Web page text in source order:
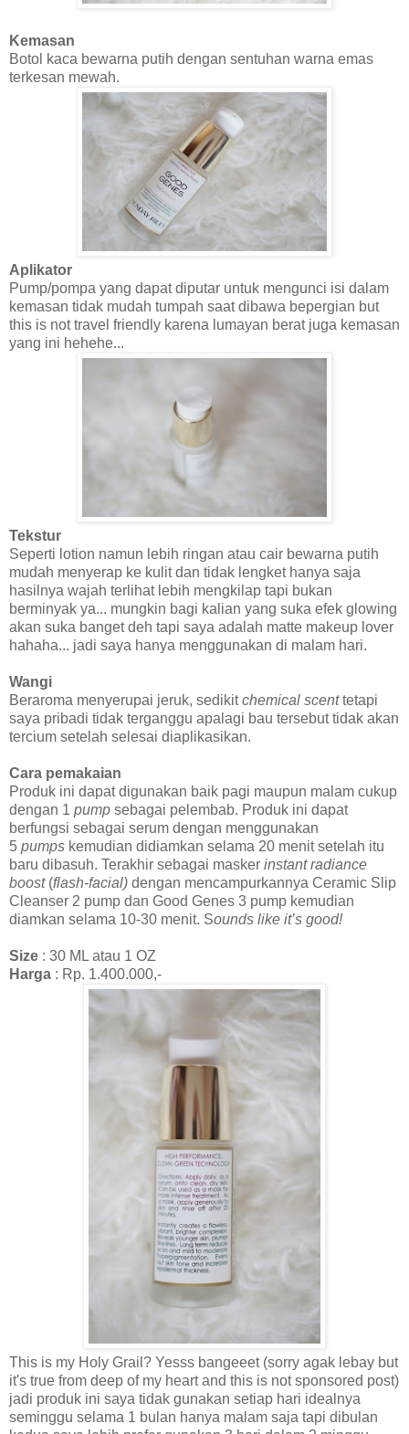
Kemasan
Botol kaca bewarna putih dengan sentuhan warna emas
terkesan mewah.
Aplikator
Pump/pompa yang dapat diputar untuk mengunci isi dalam
kemasan tidak mudah tumpah saat dibawa bepergian but
this is not travel friendly karena lumayan berat juga kemasan
yang ini hehehe...
Tekstur
Seperti lotion namun lebih ringan atau cair bewarna putih
mudah menyerap ke kulit dan tidak lengket hanya saja
hasilnya wajah terlihat lebih mengkilap tapi bukan
berminyak ya... mungkin bagi kalian yang suka efek glowing
akan suka banget deh tapi saya adalah matte makeup lover
hahaha... jadi saya hanya menggunakan di malam hari.
Wangi
Beraroma menyerupai jeruk, sedikitchemical scenttetapi
saya pribadi tidak terganggu apalagi bau tersebut tidak akan
tercium setelah selesai diaplikasikan.
Cara pemakaian
Produk ini dapat digunakan baik pagi maupun malam cukup
dengan 1 pump sebagai pelembab. Produk ini dapat
berfungsi sebagai serum dengan menggunakan
5 pumps kemudian didiamkan selama 20 menit setelah itu
baru dibasuh. Terakhir sebagai masker instant radiance
boost (flash-facial) dengan mencampurkannya Ceramic Slip
Cleanser 2 pump dan Good Genes 3 pump kemudian
diamkan selama 10-30 menit. Sounds like it’s good!
Size : 30 ML atau 1 OZ
Harga : Rp. 1.400.000,-
This is my Holy Grail? Yesss bangeeet (sorry agak lebay but
it's true from deep of my heart and this is not sponsored post)
jadi produk ini saya tidak gunakan setiap hari idealnya
seminggu selama 1 bulan hanya malam saja tapi dibulan